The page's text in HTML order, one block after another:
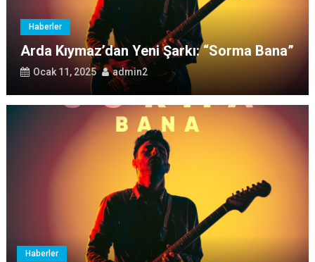
Arda Kıymaz’dan Yeni Şarkı: “Sorma Bana”
Haberler
Arda Kıymaz’dan Yeni Şarkı: “Sorma Bana”
Ocak 11, 2025 admin2
Haberler